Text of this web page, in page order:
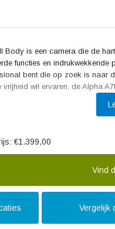
Body is een camera die de
functies en indrukwekkende
bent die op zoek is naar
wil ervaren, de Alpha
in verschillende
zorgt de verbeterde
levendig worden
waar de Sony Alpha A7III
en 425 contrastdetectiepunten
€1.399,00
Vind
Vergelijk